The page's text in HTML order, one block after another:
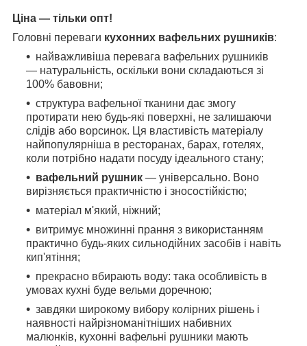
Ціна — тільки опт!
Головні переваги кухонних вафельних рушників:
найважливіша перевага вафельних рушників
— натуральність, оскільки вони складаються зі
100% бавовни;
структура вафельної тканини дає змогу
протирати нею будь-які поверхні, не залишаючи
слідів або ворсинок. Ця властивість матеріалу
найпопулярніша в ресторанах, барах, готелях,
коли потрібно надати посуду ідеального стану;
вафельний рушник — універсально. Воно
вирізняється практичністю і зносостійкістю;
матеріал м'який, ніжний;
витримує множинні прання з використанням
практично будь-яких сильнодійних засобів і навіть
кип'ятіння;
прекрасно вбирають воду: така особливість в
умовах кухні буде вельми доречною;
завдяки широкому вибору колірних рішень і
наявності найрізноманітніших набивних
малюнків, кухонні вафельні рушники мають